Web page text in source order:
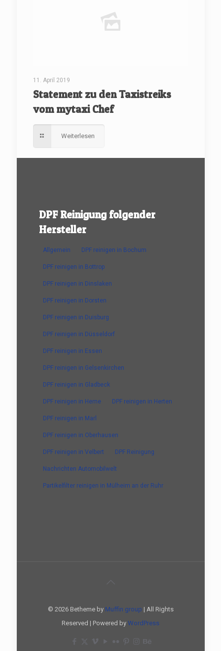
11. April 2019
Statement zu den Taxistreiks
vom mytaxi Chef
Weiterlesen
DPF Reinigung folgender
Hersteller
Allgemein DPF reinigen in Bochum
DPF reinigen in Bottrop
DPF reinigen in Dinslaken
DPF reinigen in Dorsten
DPF reinigen in Duisburg
DPF reinigen in Düsseldorf
DPF reinigen in Essen
DPF reinigen in Gelsenkirchen
DPF reinigen in Gladbeck
DPF reinigen in Herne DPF reinigen in Herten
DPF reinigen in Marl
DPF reinigen in Oberhausen
DPF reinigen in Velbert DPF Reinigung
Nachrichten Automobilwelt
Partikelfilter reinigen in Mülheim an der Ruhr
© 2026 Betheme by Muffin group | All Rights
Reserved | Powered by WordPress